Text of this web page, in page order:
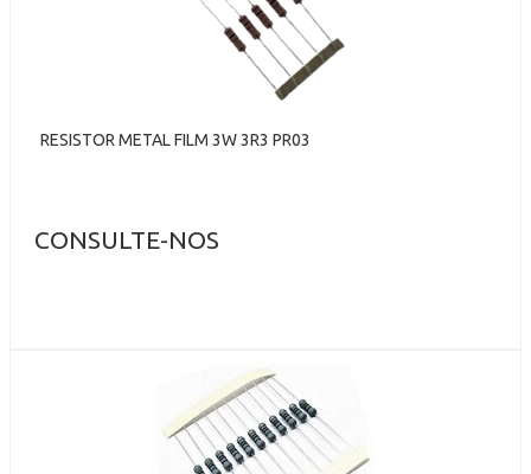
RESISTOR METAL FILM 3W 3R3 PR03
CONSULTE-NOS